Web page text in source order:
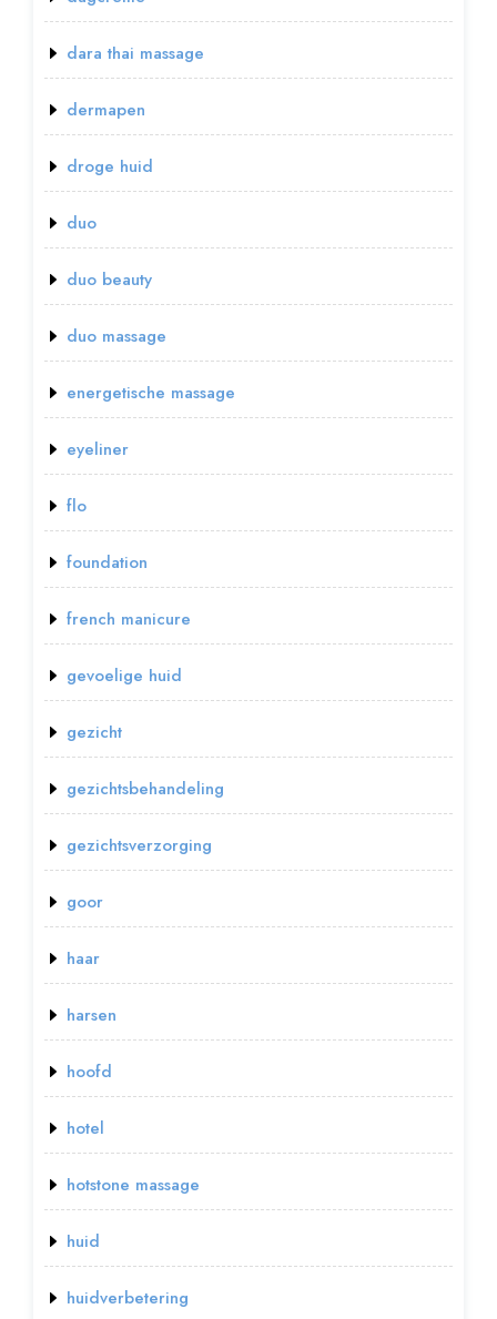
dara thai massage
dermapen
droge huid
duo
duo beauty
duo massage
energetische massage
eyeliner
flo
foundation
french manicure
gevoelige huid
gezicht
gezichtsbehandeling
gezichtsverzorging
goor
haar
harsen
hoofd
hotel
hotstone massage
huid
huidverbetering